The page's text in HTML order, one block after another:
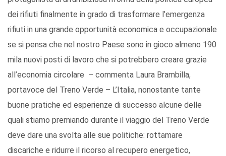
dei rifiuti finalmente in grado di trasformare l’emergenza
rifiuti in una grande opportunità economica e occupazionale
se si pensa che nel nostro Paese sono in gioco almeno 190
mila nuovi posti di lavoro che si potrebbero creare grazie
all’economia circolare – commenta Laura Brambilla,
portavoce del Treno Verde – L’Italia, nonostante tante
buone pratiche ed esperienze di successo alcune delle
quali stiamo premiando durante il viaggio del Treno Verde
deve dare una svolta alle sue politiche: rottamare
discariche e ridurre il ricorso al recupero energetico,